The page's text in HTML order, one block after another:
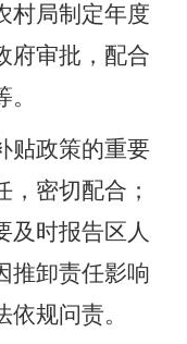
村局制定年度
府审批，配合
贴政策的重要
密切配合；
及时报告区人
推卸责任影响
规问责。